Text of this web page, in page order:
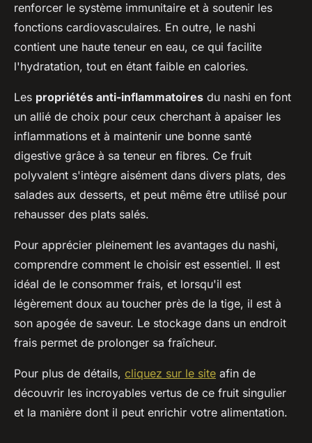
renforcer le système immunitaire et à soutenir les
fonctions cardiovasculaires. En outre, le nashi
contient une haute teneur en eau, ce qui facilite
l'hydratation, tout en étant faible en calories.
Les propriétés anti-inflammatoires du nashi en font
un allié de choix pour ceux cherchant à apaiser les
inflammations et à maintenir une bonne santé
digestive grâce à sa teneur en fibres. Ce fruit
polyvalent s'intègre aisément dans divers plats, des
salades aux desserts, et peut même être utilisé pour
rehausser des plats salés.
Pour apprécier pleinement les avantages du nashi,
comprendre comment le choisir est essentiel. Il est
idéal de le consommer frais, et lorsqu'il est
légèrement doux au toucher près de la tige, il est à
son apogée de saveur. Le stockage dans un endroit
frais permet de prolonger sa fraîcheur.
Pour plus de détails, cliquez sur le site afin de
découvrir les incroyables vertus de ce fruit singulier
et la manière dont il peut enrichir votre alimentation.